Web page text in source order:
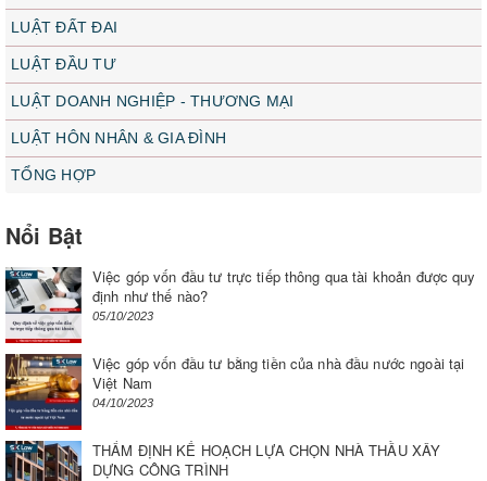
LUẬT ĐẤT ĐAI
LUẬT ĐẦU TƯ
LUẬT DOANH NGHIỆP - THƯƠNG MẠI
LUẬT HÔN NHÂN & GIA ĐÌNH
TỔNG HỢP
Nổi Bật
Việc góp vốn đầu tư trực tiếp thông qua tài khoản được quy
định như thế nào?
05/10/2023
Việc góp vốn đầu tư bằng tiền của nhà đầu nước ngoài tại
Việt Nam
04/10/2023
THẨM ĐỊNH KẾ HOẠCH LỰA CHỌN NHÀ THẦU XÂY
DỰNG CÔNG TRÌNH